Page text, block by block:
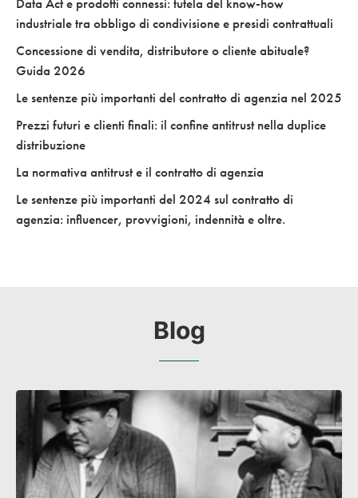
industriale tra obbligo di condivisione e presidi contrattuali
Concessione di vendita, distributore o cliente abituale?
Guida 2026
Le sentenze più importanti del contratto di agenzia nel 2025
Prezzi futuri e clienti finali: il confine antitrust nella duplice
distribuzione
La normativa antitrust e il contratto di agenzia
Le sentenze più importanti del 2024 sul contratto di
agenzia: influencer, provvigioni, indennità e oltre.
Blog